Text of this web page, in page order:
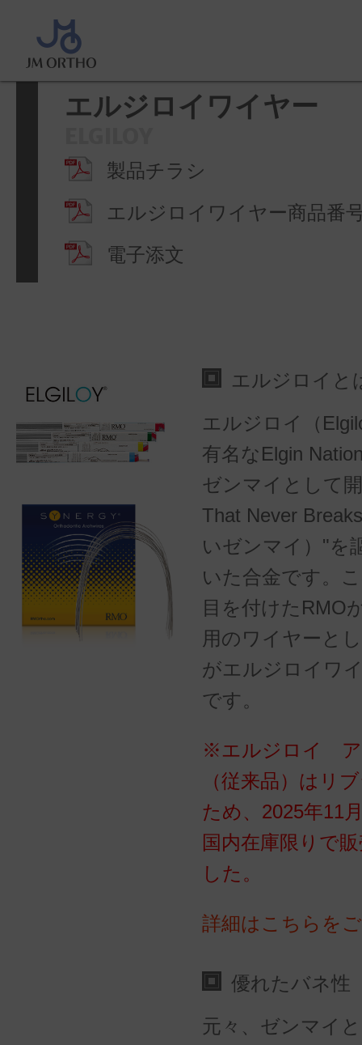
ホーム
ヤー
エルジロイワイヤー
製品チラシ
エルジロイワイヤー商品番
電子添文
エルジロイと
エルジロイ（
有名なElgin
ゼンマイとして
That Never
いゼンマイ）"を
いた合金です。
目を付けたRMO
用のワイヤーと
がエルジロイワ
です。
※エルジロイ ア
（従来品）はリ
ため、2025年11
国内在庫限りで
した。
詳細はこちらを
優れたバネ性
元々、ゼンマイ